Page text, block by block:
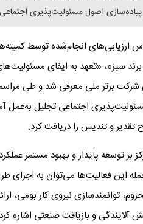
اصول مسئولیت‌پذیری
ارزیابی‌های انجام‌شده توسط
سبز»، «تعهد به ایفای
برتر ملی معرفی شد و طی
اجتماعی تجلیل به‌عمل
تقدیر و تندیس را دریافت کرد.
بر توسعه پایدار و بهبود مستمر
این فعالیت‌ها می‌توان به
توانمندسازی نیروی کار بومی،
آلایندگی و بازیافت صنعتی اشاره